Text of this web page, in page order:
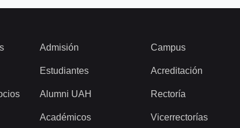
Admisión
Estudiantes
Alumni UAH
Académicos
Campus
Acreditación
Rectoría
Vicerrectorías